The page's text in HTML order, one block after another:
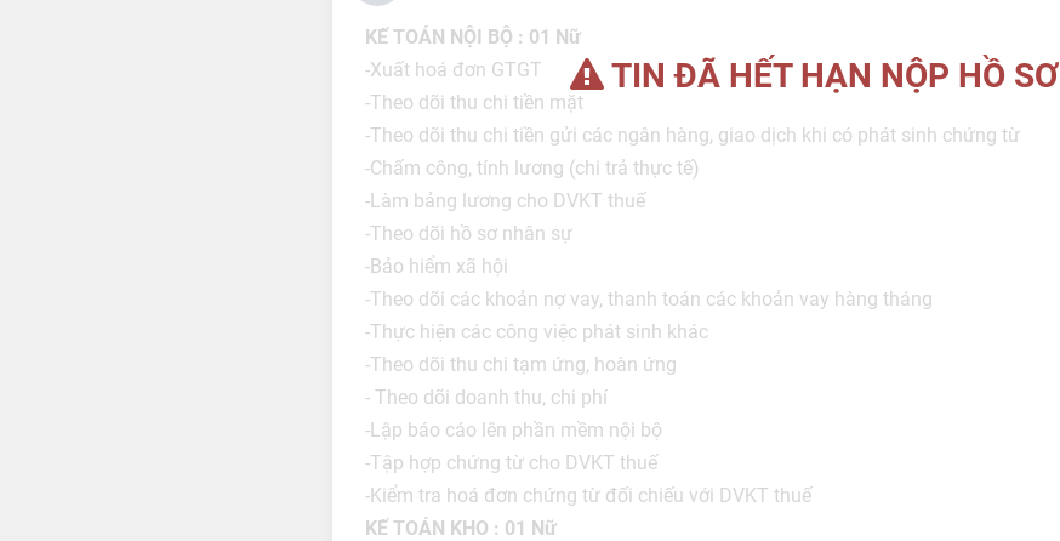
TIN ĐÃ HẾT HẠN NỘP HỒ SƠ
KẾ TOÁN NỘI BỘ : 01 Nữ
-Xuất hoá đơn GTGT
-Theo dõi thu chi tiền mặt
-Theo dõi thu chi tiền gửi các ngân hàng, giao dịch khi có phát sinh chứng từ
-Chấm công, tính lương (chi trả thực tế)
-Làm bảng lương cho DVKT thuế
-Theo dõi hồ sơ nhân sự
-Bảo hiểm xã hội
-Theo dõi các khoản nợ vay, thanh toán các khoản vay hàng tháng
-Thực hiện các công việc phát sinh khác
-Theo dõi thu chi tạm ứng, hoàn ứng
- Theo dõi doanh thu, chi phí
-Lập báo cáo lên phần mềm nội bộ
-Tập hợp chứng từ cho DVKT thuế
-Kiểm tra hoá đơn chứng từ đối chiếu với DVKT thuế
KẾ TOÁN KHO : 01 Nữ